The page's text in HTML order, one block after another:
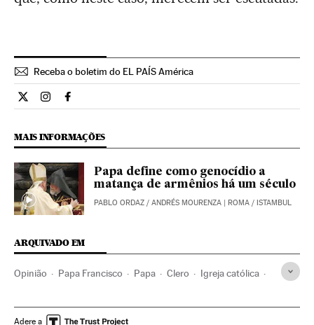
Receba o boletim do EL PAÍS América
Opiniao El País Brasil en Twitter
Opiniao El País Brasil en Instagram
Opiniao El País Brasil en Facebook
MAIS INFORMAÇÕES
Papa define como genocídio a
matança de armênios há um século
PABLO ORDAZ / ANDRÉS MOURENZA | ROMA / ISTAMBUL
ARQUIVADO EM
Opinião Papa Francisco Papa Clero Igreja católica
Adere a